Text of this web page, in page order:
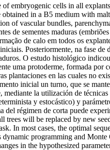
embryogenic cells in all
in a B5 medium with
of vascular bundles,
de sementes maduras
de calo em todos os
Posteriormente, na fase
O estudo histológico
uma protoderme, formada por
plantaciones en las cuales no
inicial un turno, que se
mediante la utilización de
y estocástico) y
del régimen de corta puede
trees will be replaced by new
In most cases, the optimal
dynamic programming and
in the hypothesized